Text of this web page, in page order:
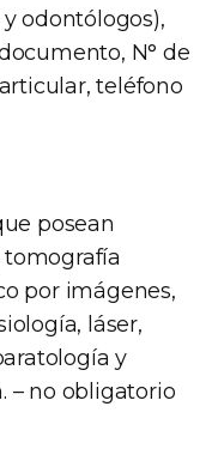
odontólogos),
N° de
teléfono
posean
tomografía
por imágenes,
láser,
y
– no obligatorio